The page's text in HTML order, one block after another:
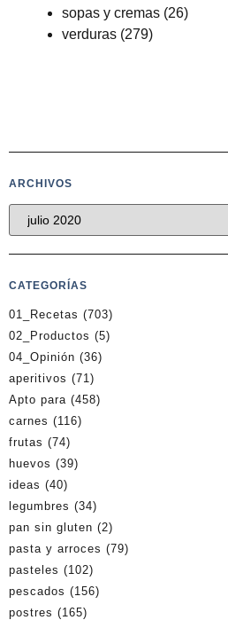
sopas y cremas (26)
verduras (279)
ARCHIVOS
CATEGORÍAS
01_Recetas (703)
02_Productos (5)
04_Opinión (36)
aperitivos (71)
Apto para (458)
carnes (116)
frutas (74)
huevos (39)
ideas (40)
legumbres (34)
pan sin gluten (2)
pasta y arroces (79)
pasteles (102)
pescados (156)
postres (165)